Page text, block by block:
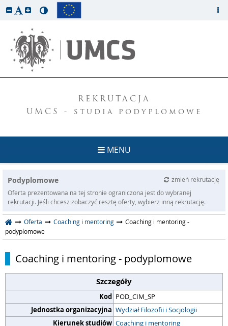
REKRUTACJA
UMCS - studia podyplomowe
MENU
Podyplomowe
zmień rekrutację
Oferta prezentowana na tej stronie ograniczona jest do wybranej
rekrutacji. Jeśli chcesz zobaczyć resztę oferty, wybierz inną rekrutację.
Oferta Coaching i mentoring
Coaching i mentoring -
podyplomowe
Coaching i mentoring - podyplomowe
Szczegóły
Kod POD_CIM_SP
Jednostka organizacyjna Wydział Filozofii i Socjologii
Kierunek studiów Coaching i mentoring